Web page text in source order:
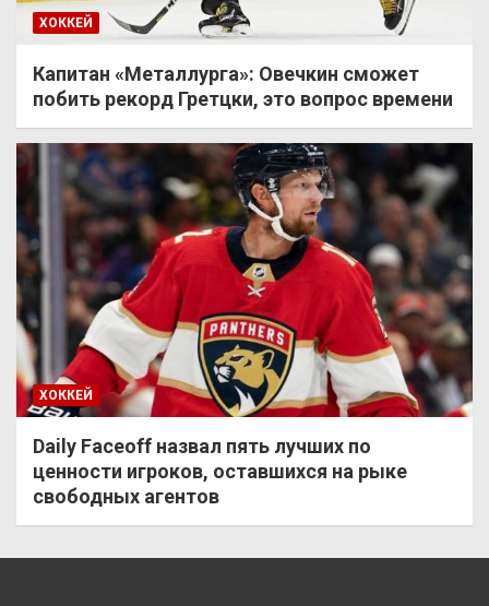
ХОККЕЙ
Капитан «Металлурга»: Овечкин сможет
побить рекорд Гретцки, это вопрос времени
ХОККЕЙ
Daily Faceoff назвал пять лучших по
ценности игроков, оставшихся на рыке
свободных агентов